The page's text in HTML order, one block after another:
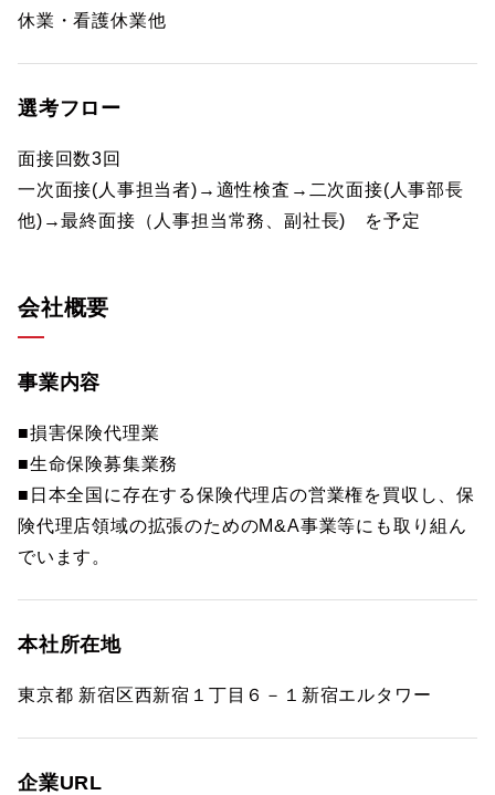
休業・看護休業他
選考フロー
面接回数3回
一次面接(人事担当者)→適性検査→二次面接(人事部長
他)→最終面接（人事担当常務、副社長) を予定
会社概要
事業内容
■損害保険代理業
■生命保険募集業務
■日本全国に存在する保険代理店の営業権を買収し、保
険代理店領域の拡張のためのM&A事業等にも取り組ん
でいます。
本社所在地
東京都 新宿区西新宿１丁目６－１新宿エルタワー
企業URL